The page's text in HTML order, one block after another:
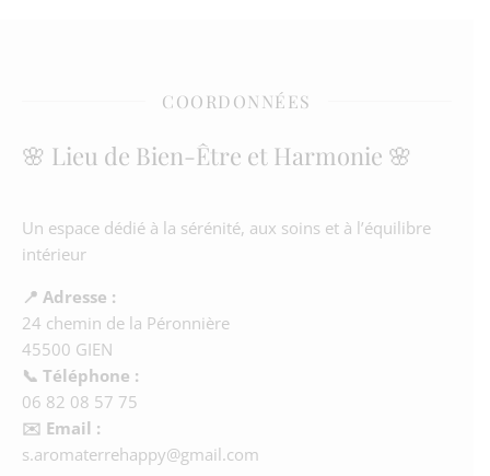
COORDONNÉES
🌸 Lieu de Bien-Être et Harmonie 🌸
Un espace dédié à la sérénité, aux soins et à l’équilibre
intérieur
📍 Adresse :
24 chemin de la Péronnière
45500 GIEN
📞 Téléphone :
06 82 08 57 75
✉️ Email :
s.aromaterrehappy@gmail.com